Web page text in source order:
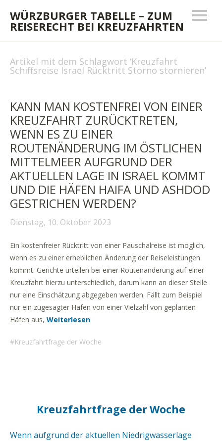
WÜRZBURGER TABELLE – ZUM
REISERECHT BEI KREUZFAHRTEN
Artikel mit dem Schlagwort ‘Kreuzfahrt
Schiffsreise Israel Rücktritt Storno stornieren’
KANN MAN KOSTENFREI VON EINER
KREUZFAHRT ZURÜCKTRETEN,
WENN ES ZU EINER
ROUTENÄNDERUNG IM ÖSTLICHEN
MITTELMEER AUFGRUND DER
AKTUELLEN LAGE IN ISRAEL KOMMT
UND DIE HÄFEN HAIFA UND ASHDOD
GESTRICHEN WERDEN?
Dienstag, 10. Oktober 2023
Ein kostenfreier Rücktritt von einer Pauschalreise ist möglich,
wenn es zu einer erheblichen Änderung der Reiseleistungen
kommt. Gerichte urteilen bei einer Routenänderung auf einer
Kreuzfahrt hierzu unterschiedlich, darum kann an dieser Stelle
nur eine Einschätzung abgegeben werden. Fällt zum Beispiel
nur ein zugesagter Hafen von einer Vielzahl von geplanten
Häfen aus, Weiterlesen
Kreuzfahrtfrage der Woche
Kreuzfahrtfrage der Woche
Wenn aufgrund der aktuellen Niedrigwasserlage